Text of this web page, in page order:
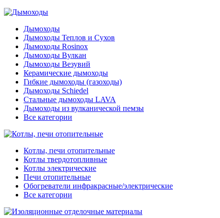
Дымоходы
Дымоходы Теплов и Сухов
Дымоходы Rosinox
Дымоходы Вулкан
Дымоходы Везувий
Керамические дымоходы
Гибкие дымоходы (газоходы)
Дымоходы Schiedel
Стальные дымоходы LAVA
Дымоходы из вулканической пемзы
Все категории
Котлы, печи отопительные
Котлы твердотопливные
Котлы электрические
Печи отопительные
Обогреватели инфракрасные/электрические
Все категории